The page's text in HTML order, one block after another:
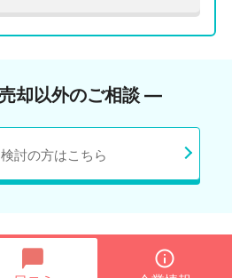
却以外のご相談 ―
討の方はこちら